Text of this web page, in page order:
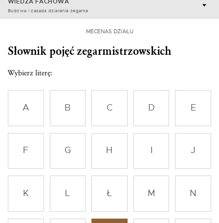
WIEDZA FACHOWA
Budowa i zasada działania zegarka
MECENAS DZIAŁU
Słownik pojęć zegarmistrzowskich
Wybierz literę:
A B C D E
F G H J
K L Ł M N